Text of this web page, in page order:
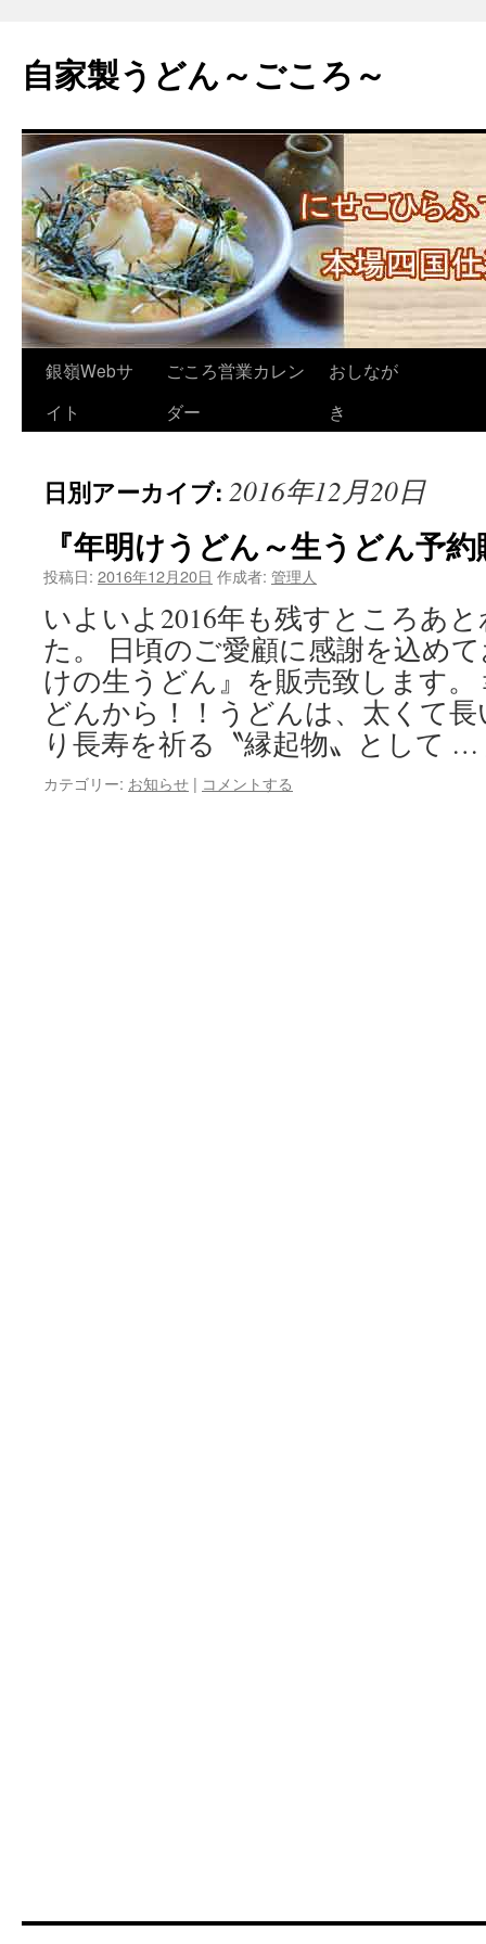
自家製うどん～ごころ～
コ
へ
ス
キ
ッ
銀嶺Webサ
イト
ごころ営業カレン
ダー
おしなが
き
日別アーカイブ: 2016年12月20日
『年明けうどん～生うどん予
投稿日: 2016年12月20日 作成者: 管理人
いよいよ2016年も残すところあ
た。 日頃のご愛顧に感謝を込め
けの生うどん』を販売致します
どんから！！うどんは、太くて
り長寿を祈る〝縁起物〟として …
カテゴリー: お知らせ | コメントする